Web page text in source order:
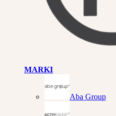
MARKI
Aba Group